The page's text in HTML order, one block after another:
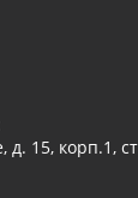
д. 15, корп.1,